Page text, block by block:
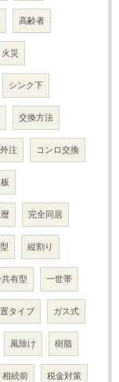
高齢者
火災
シンク下
交換方法
外注 コンロ交換
完全同居
縦割り
有型 一世帯
タイプ ガス式
風除け 樹脂
相続前 税金対策